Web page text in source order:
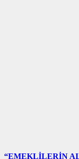
“EMEKLİLERİN